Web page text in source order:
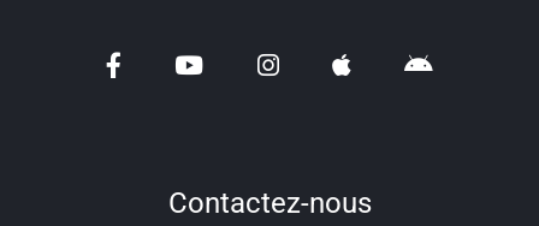
Shabbat Project
Contactez-nous